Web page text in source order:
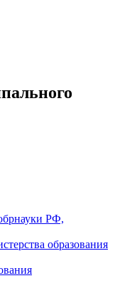
РФ,
образования